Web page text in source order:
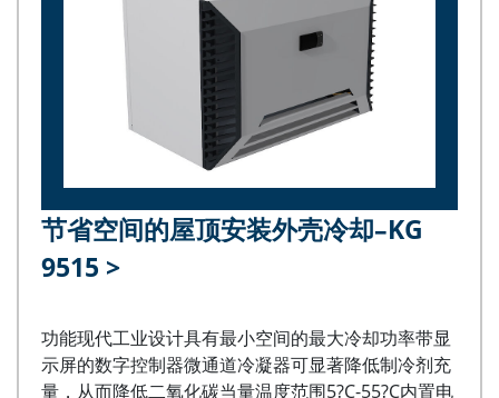
节省空间的屋顶安装外壳冷却–KG
9515 >
功能现代工业设计具有最小空间的最大冷却功率带显
示屏的数字控制器微通道冷凝器可显著降低制冷剂充
量，从而降低二氧化碳当量温度范围5?C-55?C内置电